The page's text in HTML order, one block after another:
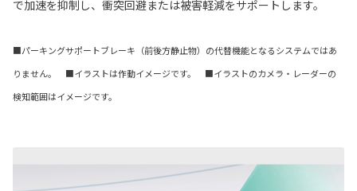
で加速を抑制し、衝突回避または被害軽減をサポートします。
■パーキングサポートブレーキ（前後方静止物）の代替機能となるシステムではあ
りません。 ■イラストは作動イメージです。 ■イラストのカメラ・レーダーの
検知範囲はイメージです。